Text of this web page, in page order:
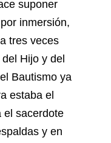
suponer
inmersión,
tres veces
Hijo y del
Bautismo ya
estaba el
el sacerdote
y en